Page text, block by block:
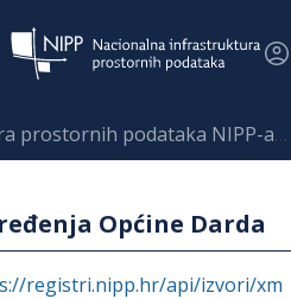
prostornih podataka NIPP-a
Općine Darda
registri.nipp.hr/api/izvori/xm